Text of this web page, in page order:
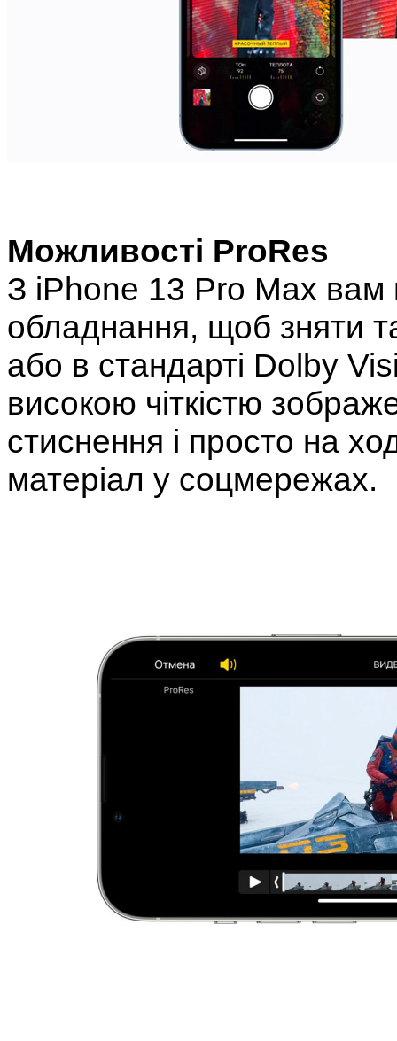
Можливості ProRes
З iPhone 13 Pro Max вам
обладнання, щоб зняти
або в стандарті Dolby
високою чіткістю
стиснення і просто на
матеріал у соцмережах.